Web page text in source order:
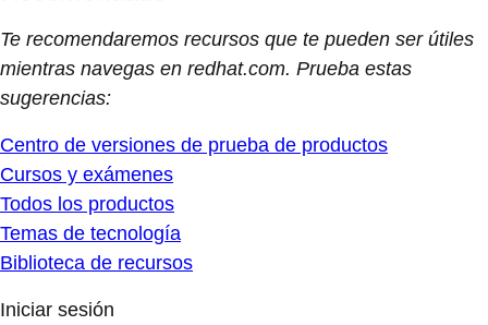
Te recomendaremos recursos que te pueden ser útiles
mientras navegas en redhat.com. Prueba estas
sugerencias:
Centro de versiones de prueba de productos
Cursos y exámenes
Todos los productos
Temas de tecnología
Biblioteca de recursos
Iniciar sesión